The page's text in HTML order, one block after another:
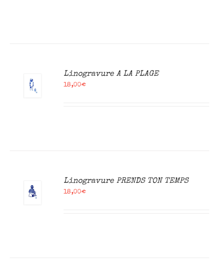
Linogravure A LA PLAGE
18,00€
Linogravure PRENDS TON TEMPS
18,00€